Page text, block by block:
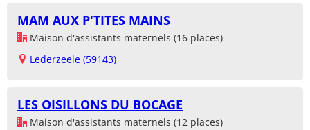
MAM AUX P'TITES MAINS
Maison d'assistants maternels (16 places)
Lederzeele (59143)
LES OISILLONS DU BOCAGE
Maison d'assistants maternels (12 places)